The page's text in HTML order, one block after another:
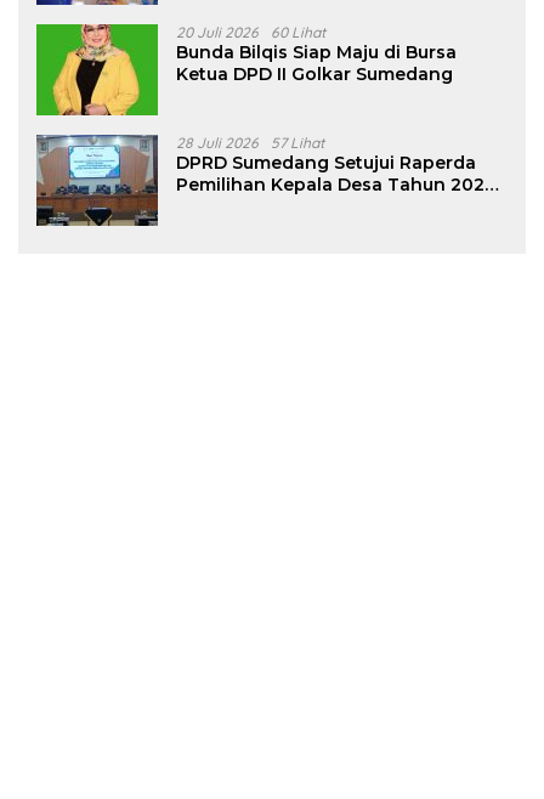
20 Juli 2026 60 Lihat
Bunda Bilqis Siap Maju di Bursa
Ketua DPD II Golkar Sumedang
28 Juli 2026 57 Lihat
DPRD Sumedang Setujui Raperda
Pemilihan Kepala Desa Tahun 2026